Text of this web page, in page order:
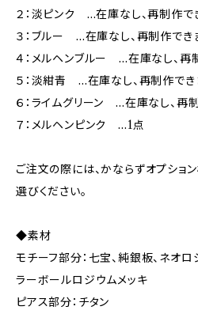
２：淡ピンク …在庫なし、再制作で
３：ブルー …在庫なし、再制作でき
４：メルヘンブルー …在庫なし、再
５：淡紺青 …在庫なし、再制作でき
６：ライムグリーン …在庫なし、再
７：メルヘンピンク …1点
ご注文の際には、かならずオプショ
選びください。
◆素材
モチーフ部分：七宝、純銀板、ネオ
ラーボールロジウムメッキ
ピアス部分：チタン